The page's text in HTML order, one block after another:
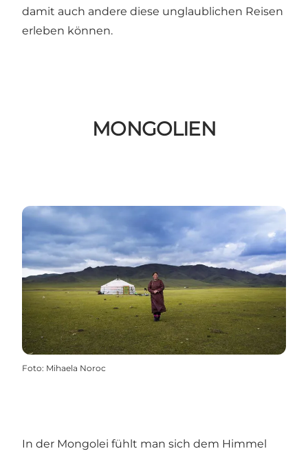
damit auch andere diese unglaublichen Reisen
erleben können.
MONGOLIEN
Foto: Mihaela Noroc
In der Mongolei fühlt man sich dem Himmel